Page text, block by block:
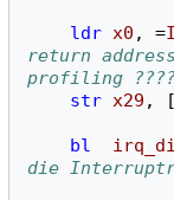
ldr x0 , =
return
profiling
str x29 ,
bl
die